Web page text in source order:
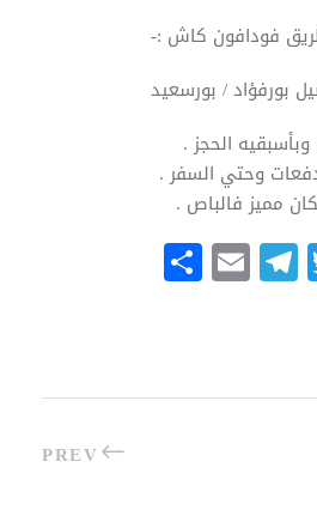
فودافون كاش :-
بورفؤاد / بورسعيد
الحجز .
وحتي السفر .
مميز فالباص .
T
wi
Te
le
m
E
m
PREV